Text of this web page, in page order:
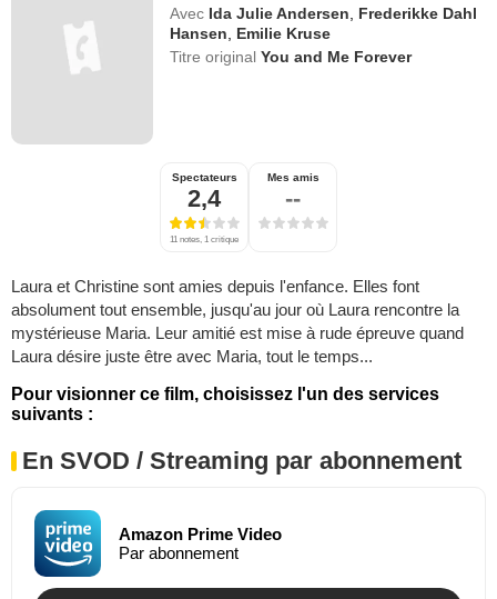
Avec Ida Julie Andersen
Frederikke Dahl
Hansen
Emilie Kruse
Titre originalYou and Me Forever
Spectateurs
2,4
11 notes, 1 critique
Mes amis
--
Laura et Christine sont amies depuis l'enfance. Elles font
absolument tout ensemble, jusqu'au jour où Laura rencontre la
mystérieuse Maria. Leur amitié est mise à rude épreuve quand
Laura désire juste être avec Maria, tout le temps...
Pour visionner ce film, choisissez l'un des services
suivants :
En SVOD / Streaming par abonnement
Amazon Prime Video
Par abonnement